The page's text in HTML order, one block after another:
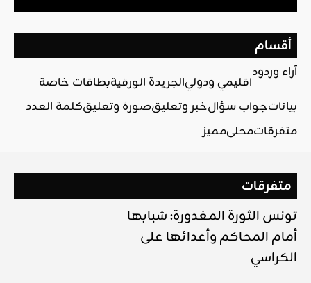
أقسام
آراء وردود
اقليمي ودوليالجريدة الورقيةبطاقات خاصة
بياناتجواب سؤالخبر وتعليقصورة وتعليقكلمة العدد
متفرقاتمحليمميز
متفرقات
تونس الثورة المغدورة: شبابها
أمام المحاكم وأعدائها على
الكراسي